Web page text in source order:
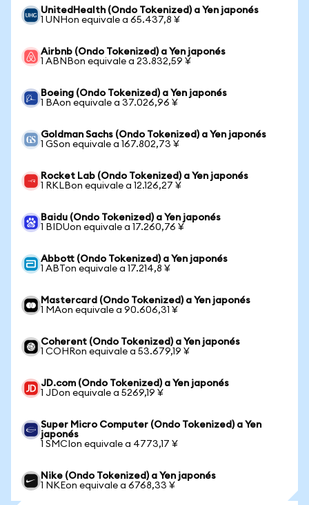
UnitedHealth (Ondo Tokenized) a Yen japonés
1 UNHon equivale a 65.437,8 ¥
Airbnb (Ondo Tokenized) a Yen japonés
1 ABNBon equivale a 23.832,59 ¥
Boeing (Ondo Tokenized) a Yen japonés
1 BAon equivale a 37.026,96 ¥
Goldman Sachs (Ondo Tokenized) a Yen japonés
1 GSon equivale a 167.802,73 ¥
Rocket Lab (Ondo Tokenized) a Yen japonés
1 RKLBon equivale a 12.126,27 ¥
Baidu (Ondo Tokenized) a Yen japonés
1 BIDUon equivale a 17.260,76 ¥
Abbott (Ondo Tokenized) a Yen japonés
1 ABTon equivale a 17.214,8 ¥
Mastercard (Ondo Tokenized) a Yen japonés
1 MAon equivale a 90.606,31 ¥
Coherent (Ondo Tokenized) a Yen japonés
1 COHRon equivale a 53.679,19 ¥
JD.com (Ondo Tokenized) a Yen japonés
1 JDon equivale a 5269,19 ¥
Super Micro Computer (Ondo Tokenized) a Yen
japonés
1 SMCIon equivale a 4773,17 ¥
Nike (Ondo Tokenized) a Yen japonés
1 NKEon equivale a 6768,33 ¥